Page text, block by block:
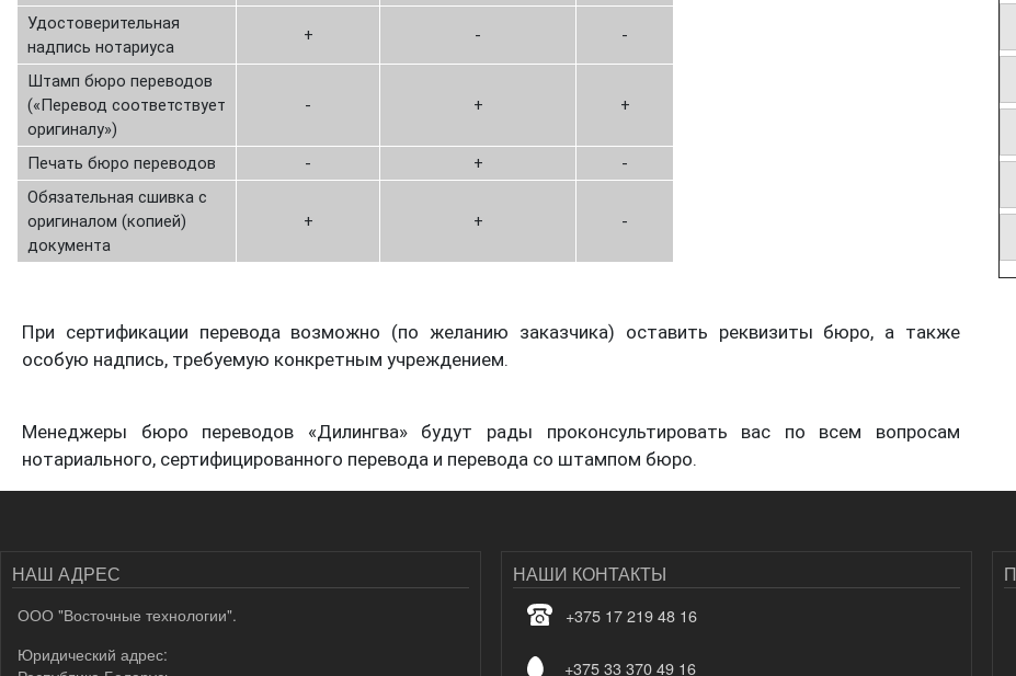
Удостоверительная
надпись нотариуса
+ - -
Штамп бюро переводов
(«Перевод соответствует
оригиналу»)
- + +
Печать бюро переводов - +
-
Обязательная сшивка с
оригиналом (копией)
документа
+ + -
При сертификации перевода возможно (по желанию заказчика) оставить реквизиты бюро, а также
особую надпись, требуемую конкретным учреждением.
Менеджеры бюро переводов «Дилингва» будут рады проконсультировать вас по всем вопросам
нотариального, сертифицированного перевода и перевода со штампом бюро.
НАШ АДРЕС
ООО "Восточные технологии".
Юридический адрес:
НАШИ КОНТАКТЫ
+375 17 219 48 16
+375 33 370 49 16